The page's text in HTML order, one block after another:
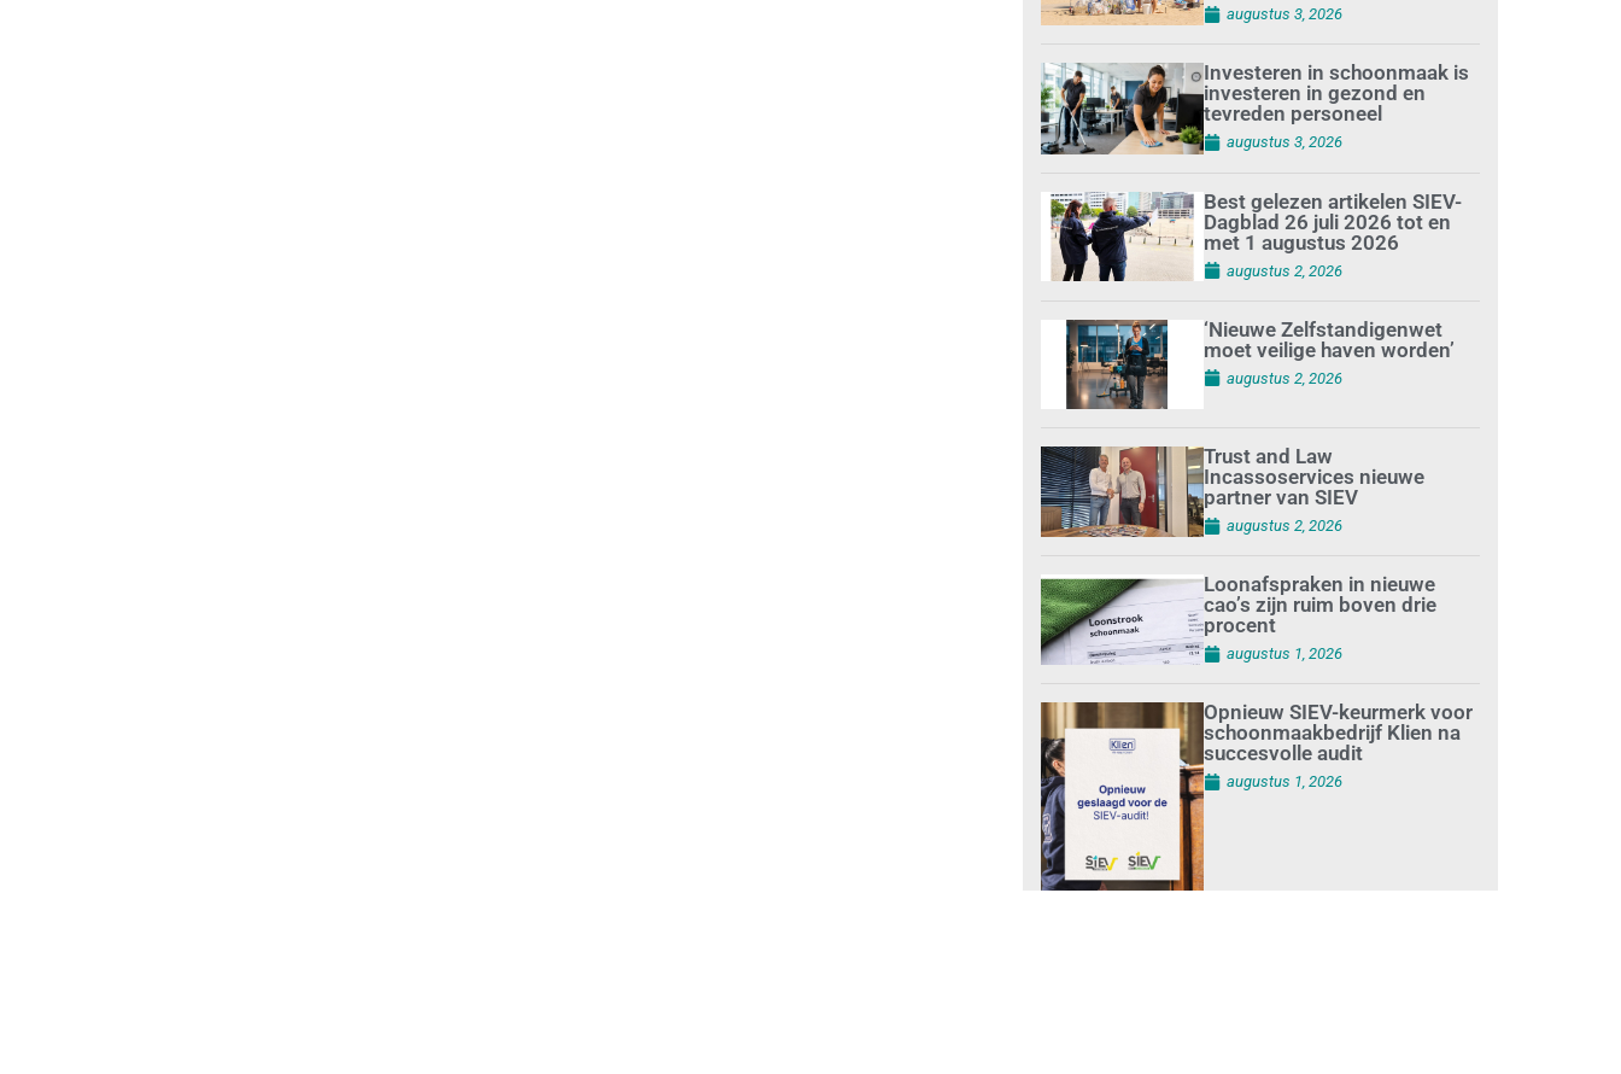
augustus 3, 2026
Investeren in schoonmaak is
investeren in gezond en
tevreden personeel
augustus 3, 2026
Best gelezen artikelen SIEV-
Dagblad 26 juli 2026 tot en
met 1 augustus 2026
augustus 2, 2026
‘Nieuwe Zelfstandigenwet
moet veilige haven worden’
augustus 2, 2026
Trust and Law
Incassoservices nieuwe
partner van SIEV
augustus 2, 2026
Loonafspraken in nieuwe
cao’s zijn ruim boven drie
procent
augustus 1, 2026
Opnieuw SIEV-keurmerk voor
schoonmaakbedrijf Klien na
succesvolle audit
augustus 1, 2026